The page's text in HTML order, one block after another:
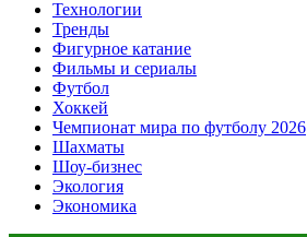
Технологии
Тренды
Фигурное катание
Фильмы и сериалы
Футбол
Хоккей
Чемпионат мира по футболу 2026
Шахматы
Шоу-бизнес
Экология
Экономика